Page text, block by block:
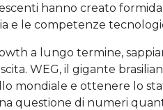
hanno creato
e le competenze
a lungo termine,
WEG, il gigante
mondiale e ottenere lo
questione di numeri